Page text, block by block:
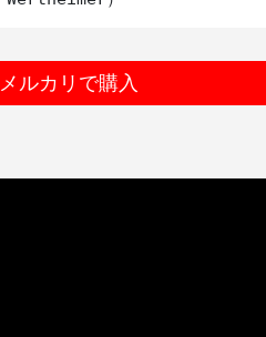
メルカリで購入